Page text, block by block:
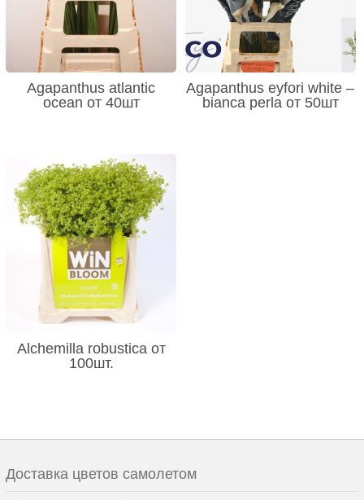
Agapanthus atlantic
ocean от 40шт
Agapanthus eyfori white –
bianca perla от 50шт
Alchemilla robustica от
100шт.
Доставка цветов самолетом